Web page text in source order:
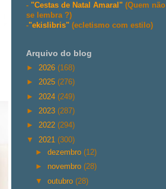
- "Cestas de Natal Amaral" (Quem não
se lembra ?)
-"ekislibris" (ecletismo com estilo)
Arquivo do blog
► 2026 (168)
► 2025 (276)
► 2024 (249)
► 2023 (287)
► 2022 (294)
▼ 2021 (300)
►dezembro(12)
► novembro(28)
▼outubro(28)